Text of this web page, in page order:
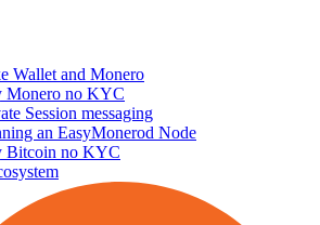
Wallet and Monero
Monero no KYC
Session messaging
an EasyMonerod Node
Bitcoin no KYC